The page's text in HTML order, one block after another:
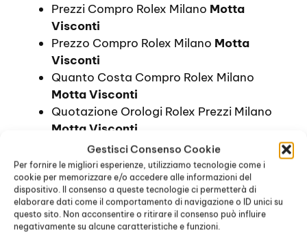
Gestisci Consenso Cookie
Per fornire le migliori esperienze, utilizziamo tecnologie come i
cookie per memorizzare e/o accedere alle informazioni del
dispositivo. Il consenso a queste tecnologie ci permetterà di
elaborare dati come il comportamento di navigazione o ID unici su
questo sito. Non acconsentire o ritirare il consenso può influire
negativamente su alcune caratteristiche e funzioni.
Prezzi Compro Rolex Milano Motta
Visconti
Prezzo Compro Rolex Milano Motta
Visconti
Quanto Costa Compro Rolex Milano
Motta Visconti
Quotazione Orologi Rolex Prezzi Milano
Motta Visconti
Quotazione Orologi Rolex Prezzo Milano
Motta Visconti
Valutazione Rolex Prezzi MilanoMotta
Visconti
Valutazione Rolex Prezzo Milano Motta
Visconti